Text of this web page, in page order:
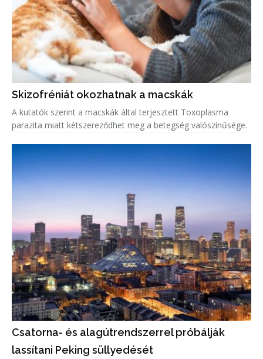
Skizofréniát okozhatnak a macskák
A kutatók szerint a macskák által terjesztett Toxoplasma
parazita miatt kétszereződhet meg a betegség valószínűsége.
Csatorna- és alagútrendszerrel próbálják
lassítani Peking süllyedését